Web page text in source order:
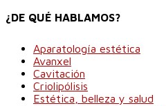
¿DE QUÉ HABLAMOS?
Aparatología estética
Avanxel
Cavitación
Criolipólisis
Estética, belleza y salud